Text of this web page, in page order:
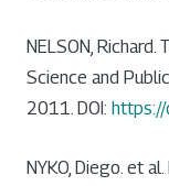
NELSON,
Science and
2011. DOI:
NYKO, Diego. et